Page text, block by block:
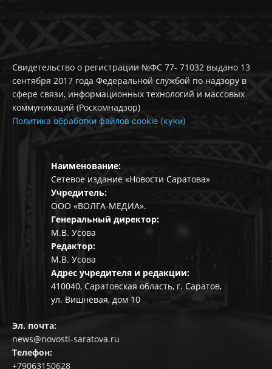
Свидетельство о регистрации №ФС 77- 71032 выдано 13
сентября 2017 года Федеральной службой по надзору в
сфере связи, информационных технологий и массовых
коммуникаций (Роскомнадзор)
Политика обработки файлов cookie (куки)
Наименование:
Сетевое издание «Новости Саратова»
Учредитель:
ООО «ВОЛГА-МЕДИА».
Генеральный директор:
М.В. Усова
Редактор:
М.В. Усова
Адрес учредителя и редакции:
410040, Саратовская область, г. Саратов,
ул. Вишнёвая, дом 10
Эл. почта:
news@novosti-saratova.ru
Телефон:
+79063150628